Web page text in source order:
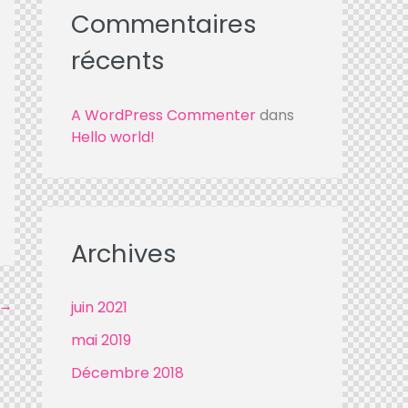
Commentaires
récents
A WordPress Commenterdans
Hello world!
Archives
juin2021
mai2019
Décembre 2018